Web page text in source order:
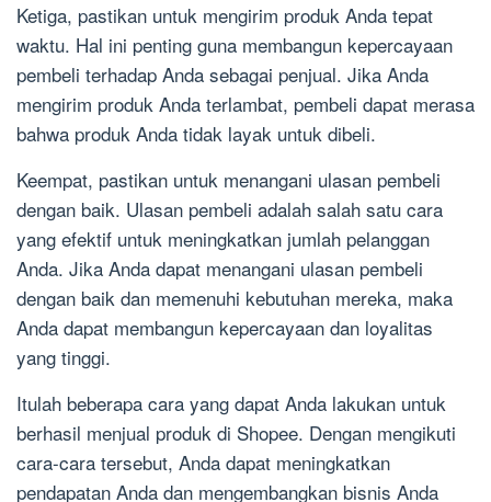
Ketiga, pastikan untuk mengirim produk Anda tepat
waktu. Hal ini penting guna membangun kepercayaan
pembeli terhadap Anda sebagai penjual. Jika Anda
mengirim produk Anda terlambat, pembeli dapat merasa
bahwa produk Anda tidak layak untuk dibeli.
Keempat, pastikan untuk menangani ulasan pembeli
dengan baik. Ulasan pembeli adalah salah satu cara
yang efektif untuk meningkatkan jumlah pelanggan
Anda. Jika Anda dapat menangani ulasan pembeli
dengan baik dan memenuhi kebutuhan mereka, maka
Anda dapat membangun kepercayaan dan loyalitas
yang tinggi.
Itulah beberapa cara yang dapat Anda lakukan untuk
berhasil menjual produk di Shopee. Dengan mengikuti
cara-cara tersebut, Anda dapat meningkatkan
pendapatan Anda dan mengembangkan bisnis Anda